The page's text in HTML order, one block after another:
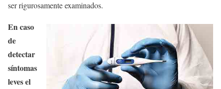
ser rigurosamente examinados.
En caso
de
detectar
síntomas
leves el